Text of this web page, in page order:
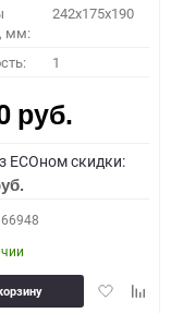
мм:
242x175x190
1
руб.
ECOном скидки:
Добавить